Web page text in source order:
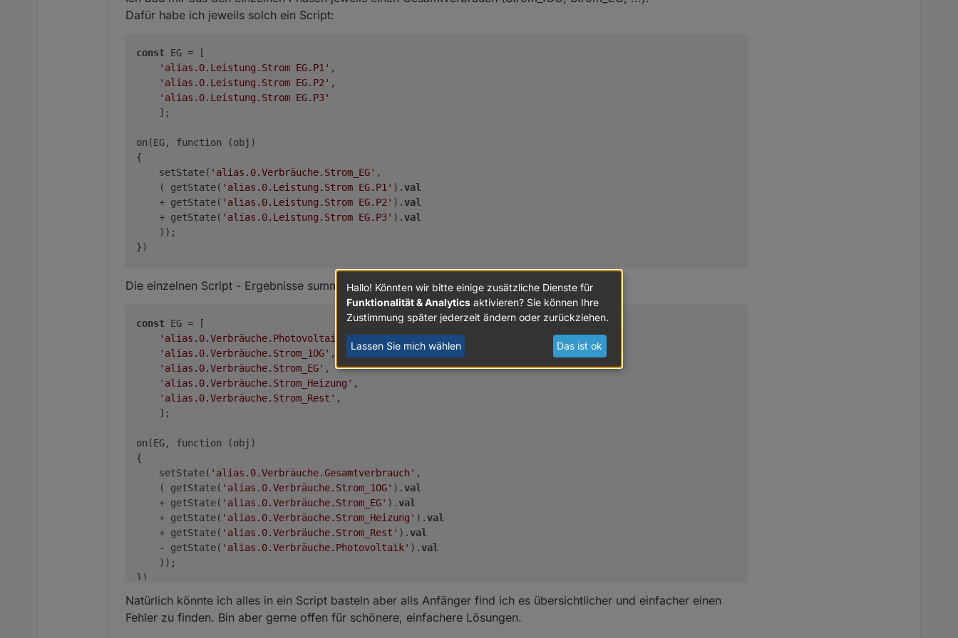
Weshalb ist dies ein Alias-Datenpunkt ? Sollte es nicht ein eigener Datenpunkt sein ?
Dafür habe ich jeweils solch ein Script:
const EG = [
'alias.0.Leistung.Strom EG.P1' ,
'alias.0.Leistung.Strom EG.P2' ,
'alias.0.Leistung.Strom EG.P3'
    ];
on(EG, function (obj)
{
    setState(
'alias.0.Verbräuche.Strom_EG' ,
    ( getState(
'alias.0.Leistung.Strom EG.P1' ).val
    + getState(
'alias.0.Leistung.Strom EG.P2' ).val
    + getState(
'alias.0.Leistung.Strom EG.P3' ).val
    ));
Die einzelnen Script - Ergebnisse summiere ich weiter:
const EG = [
'alias.0.Verbräuche.Photovoltaik',
'alias.0.Verbräuche.Strom_1OG' ,
'alias.0.Verbräuche.Strom_EG' ,
'alias.0.Verbräuche.Strom_Heizung' ,
'alias.0.Verbräuche.Strom_Rest' ,
    ];
on(EG, function (obj)
{
    setState(
'alias.0.Verbräuche.Gesamtverbrauch' ,
    ( getState(
'alias.0.Verbräuche.Strom_1OG' ).val
    + getState(
'alias.0.Verbräuche.Strom_EG' ).val
    + getState(
'alias.0.Verbräuche.Strom_Heizung' ).val
    + getState(
'alias.0.Verbräuche.Strom_Rest' ).val
    - getState(
'alias.0.Verbräuche.Photovoltaik' ).val
    ));
Natürlich könnte ich alles in ein Script basteln aber alls Anfänger find ich es übersichtlicher und einfacher einen
Fehler zu finden. Bin aber gerne offen für schönere, einfachere Lösungen.
Hallo! Könnten wir bitte einige zusätzliche Dienste für
Funktionalität & Analytics aktivieren? Sie können Ihre
Zustimmung später jederzeit ändern oder zurückziehen.
Lassen Sie mich wählen Das ist ok